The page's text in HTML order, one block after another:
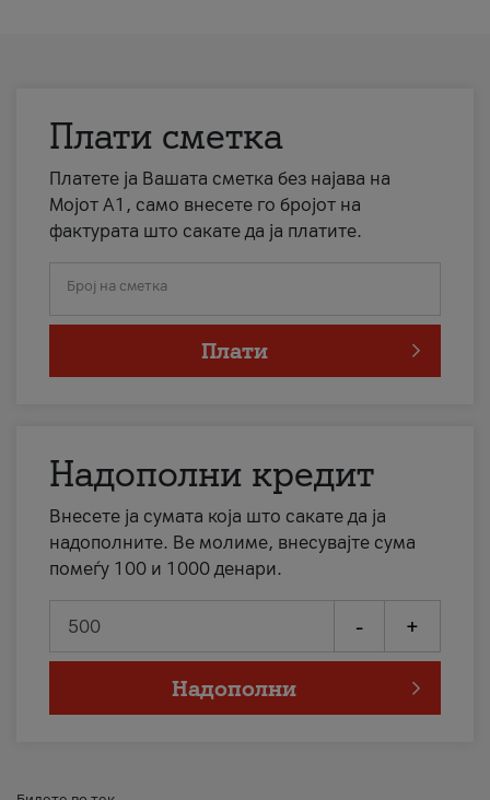
Плати сметка
Платете ја Вашата сметка без најава на
Мојот А1, само внесете го бројот на
фактурата што сакате да ја платите.
Број на сметка
Плати
Надополни кредит
Внесете ја сумата која што сакате да ја
надополните. Ве молиме, внесувајте сума
помеѓу 100 и 1000 денари.
- +
Надополни